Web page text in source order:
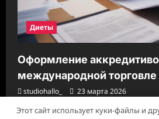
Диеты
Оформление
международной торговле
studiohallo_ 23 марта 2026
Этот сайт использует куки-файлы и